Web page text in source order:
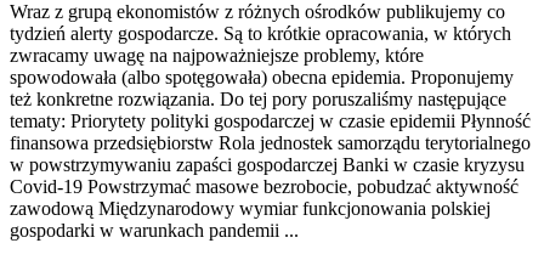
Wraz z grupą ekonomistów z różnych ośrodków publikujemy co
tydzień alerty gospodarcze. Są to krótkie opracowania, w których
zwracamy uwagę na najpoważniejsze problemy, które
spowodowała (albo spotęgowała) obecna epidemia. Proponujemy
też konkretne rozwiązania. Do tej pory poruszaliśmy następujące
tematy: Priorytety polityki gospodarczej w czasie epidemii Płynność
finansowa przedsiębiorstw Rola jednostek samorządu terytorialnego
w powstrzymywaniu zapaści gospodarczej Banki w czasie kryzysu
Covid-19 Powstrzymać masowe bezrobocie, pobudzać aktywność
zawodową Międzynarodowy wymiar funkcjonowania polskiej
gospodarki w warunkach pandemii ...